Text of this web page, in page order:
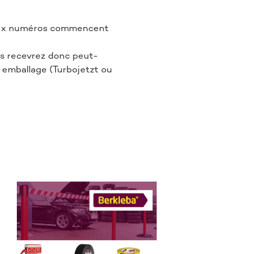
numéros commencent
recevrez donc peut-
(Turbojetzt ou